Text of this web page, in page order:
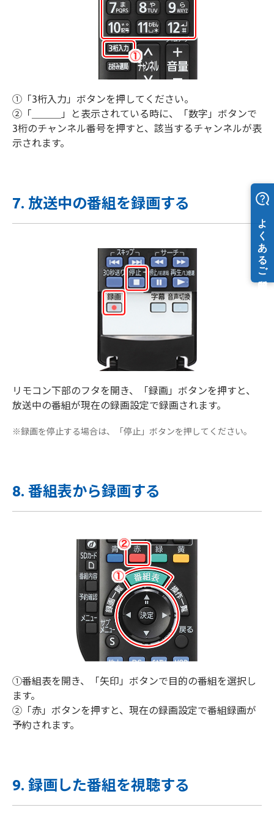
①「3桁入力」ボタンを押してください。
②「＿＿＿」と表示されている時に、「数字」ボタンで
3桁のチャンネル番号を押すと、該当するチャンネルが表
示されます。
7. 放送中の番組を録画する
リモコン下部のフタを開き、「録画」ボタンを押すと、
放送中の番組が現在の録画設定で録画されます。
※録画を停止する場合は、「停止」ボタンを押してください。
8. 番組表から録画する
①番組表を開き、「矢印」ボタンで目的の番組を選択し
ます。
②「赤」ボタンを押すと、現在の録画設定で番組録画が
予約されます。
9. 録画した番組を視聴する